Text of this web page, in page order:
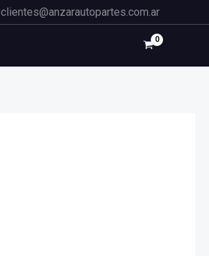
clientes@anzarautopartes.com.ar